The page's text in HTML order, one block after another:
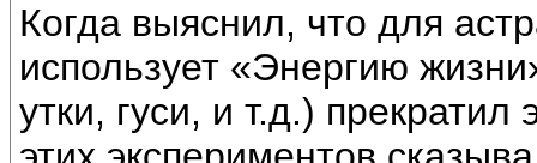
Когда выяснил, что для
использует «Энергию
утки, гуси, и т.д.)